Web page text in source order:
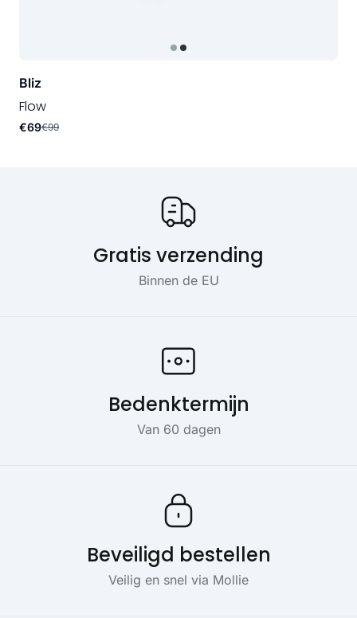
Bliz
Flow
€69€99
Gratis verzending
Binnen de EU
Bedenktermijn
Van 60 dagen
Beveiligd bestellen
Veilig en snel via Mollie